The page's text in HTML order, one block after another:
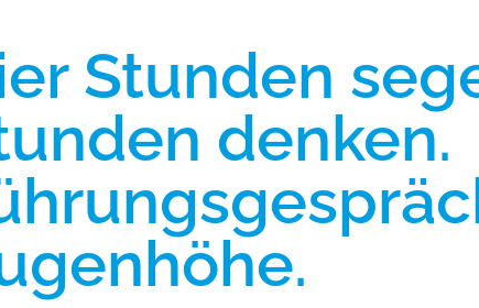
Stunden
denken.